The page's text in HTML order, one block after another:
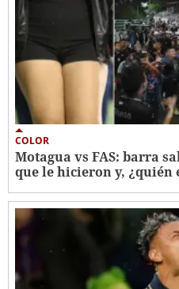
COLOR
Motagua vs FAS: barra
que le hicieron y, ¿quién